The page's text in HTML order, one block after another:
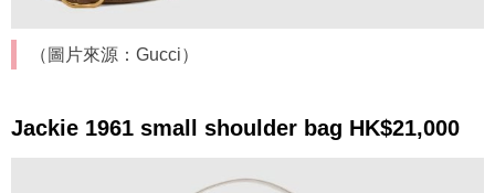
（圖片來源：Gucci）
Jackie 1961 small shoulder bag HK$21,000